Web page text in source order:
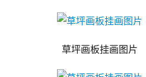
草坪画板挂画图片